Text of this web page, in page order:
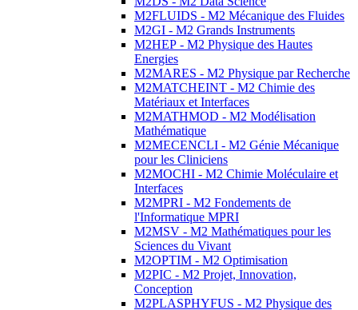
M2FLUIDS - M2 Mécanique des Fluides
M2GI - M2 Grands Instruments
M2HEP - M2 Physique des Hautes
Energies
M2MARES - M2 Physique par Recherche
M2MATCHEINT - M2 Chimie des
Matériaux et Interfaces
M2MATHMOD - M2 Modélisation
Mathématique
M2MECENCLI - M2 Génie Mécanique
pour les Cliniciens
M2MOCHI - M2 Chimie Moléculaire et
Interfaces
M2MPRI - M2 Fondements de
l'Informatique MPRI
M2MSV - M2 Mathématiques pour les
Sciences du Vivant
M2OPTIM - M2 Optimisation
M2PIC - M2 Projet, Innovation,
Conception
M2PLASPHYFUS - M2 Physique des